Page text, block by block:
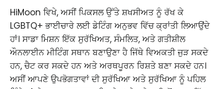
HiMoon ਵਿਖੇ, ਅਸੀਂ ਪਿਕਸਲ ਉੱਤੇ ਸ਼ਖਸੀਅਤ ਨੂੰ ਰੱਖ ਕੇ
LGBTQ+ ਭਾਈਚਾਰੇ ਲਈ ਡੇਟਿੰਗ ਅਨੁਭਵ ਵਿੱਚ ਕ੍ਰਾਂਤੀ ਲਿਆਉਂਦੇ
ਹਾਂ। ਸਾਡਾ ਮਿਸ਼ਨ ਇੱਕ ਸੁਰੱਖਿਅਤ, ਸੰਮਲਿਤ, ਅਤੇ ਗਤੀਸ਼ੀਲ
ਔਨਲਾਈਨ ਮੀਟਿੰਗ ਸਥਾਨ ਬਣਾਉਣਾ ਹੈ ਜਿੱਥੇ ਵਿਅਕਤੀ ਜੁੜ ਸਕਦੇ
ਹਨ, ਚੈਟ ਕਰ ਸਕਦੇ ਹਨ ਅਤੇ ਅਰਥਪੂਰਨ ਰਿਸ਼ਤੇ ਬਣਾ ਸਕਦੇ ਹਨ। ​
ਅਸੀਂ ਆਪਣੇ ਉਪਭੋਗਤਾਵਾਂ ਦੀ ਸੁਰੱਖਿਆ ਅਤੇ ਸੁਰੱਖਿਆ ਨੂੰ ਪਹਿਲ